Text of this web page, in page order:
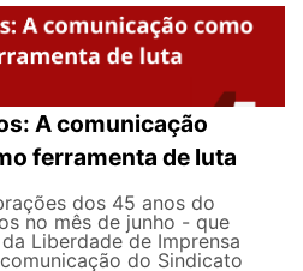
A comunicação
ferramenta de luta
dos 45 anos do
no mês de junho - que
Liberdade de Imprensa
do Sindicato